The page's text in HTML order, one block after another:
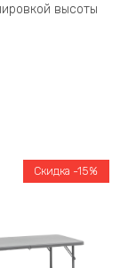
высоты
Скидка -15%